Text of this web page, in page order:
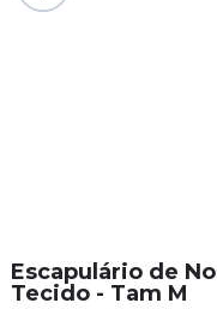
Escapulário de
Tecido - Tam M